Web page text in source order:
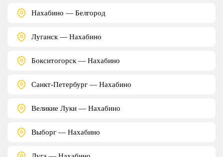
Нахабино — Белгород
Луганск — Нахабино
Бокситогорск — Нахабино
Санкт-Петербург — Нахабино
Великие Луки — Нахабино
Выборг — Нахабино